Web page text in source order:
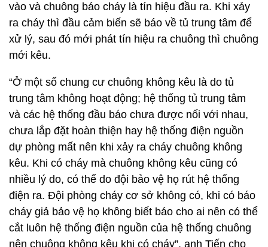
vào và chuông báo cháy là tín hiệu đầu ra. Khi xảy
ra cháy thì đầu cảm biến sẽ báo về tủ trung tâm để
xử lý, sau đó mới phát tín hiệu ra chuông thì chuông
mới kêu.
“Ở một số chung cư chuông không kêu là do tủ
trung tâm không hoạt động; hệ thống tủ trung tâm
và các hệ thống đầu báo chưa được nối với nhau,
chưa lắp đặt hoàn thiện hay hệ thống điện nguồn
dự phòng mất nên khi xảy ra cháy chuông không
kêu. Khi có cháy mà chuông không kêu cũng có
nhiều lý do, có thể do đội bảo vệ họ rút hệ thống
điện ra. Đội phòng cháy cơ sở không có, khi có báo
cháy giả bảo vệ họ không biết báo cho ai nên có thể
cắt luôn hệ thống điện nguồn của hệ thống chuông
nên chuông không kêu khi có cháy”, anh Tiến cho